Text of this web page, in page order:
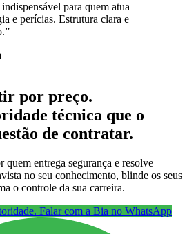
para quem atua
e perícias. Estrutura clara e
”
por preço.
técnica que o
de contratar.
quem entrega segurança e resolve
no seu conhecimento, blinde os seus
o controle da sua carreira.
Falar com a Bia no WhatsApp